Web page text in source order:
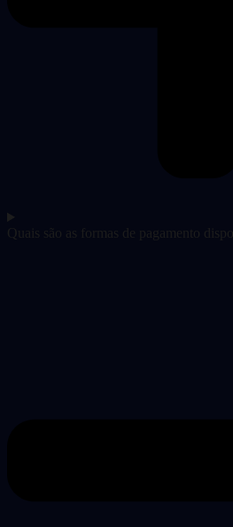
Quais são as formas de pagamento